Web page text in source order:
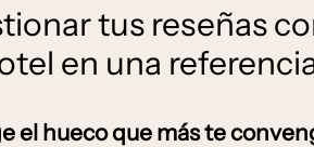
tus reseñas
en una
el hueco que más te